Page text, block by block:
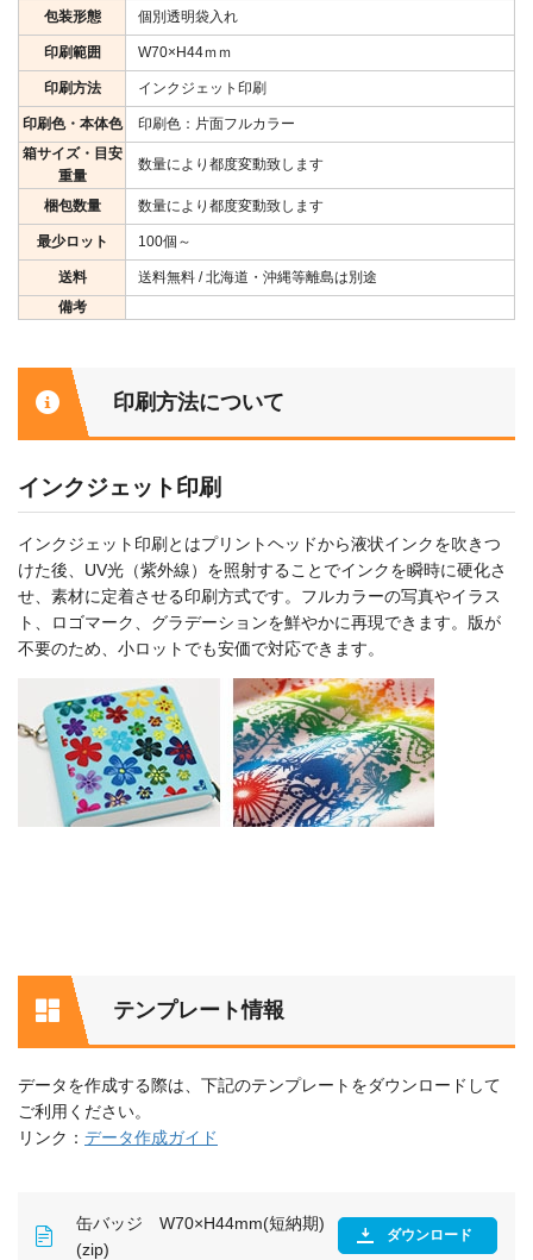
包装形態 個別透明袋入れ
印刷範囲 W70×H44ｍｍ
印刷方法 インクジェット印刷
印刷色・本体色
印刷色：片面フルカラー
箱サイズ・目安
重量
数量により都度変動致します
梱包数量 数量により都度変動致します
最少ロット 100個～
送料
送料無料 / 北海道・沖縄等離島は別途
備考
印刷方法について
インクジェット印刷
インクジェット印刷とはプリントヘッドから液状インクを吹きつ
けた後、UV光（紫外線）を照射することでインクを瞬時に硬化さ
せ、素材に定着させる印刷方式です。フルカラーの写真やイラス
ト、ロゴマーク、グラデーションを鮮やかに再現できます。版が
不要のため、小ロットでも安価で対応できます。
テンプレート情報
データを作成する際は、下記のテンプレートをダウンロードして
ご利用ください。
リンク： データ作成ガイド
缶バッジ W70×H44mm(短納期)
(zip)
ダウンロード